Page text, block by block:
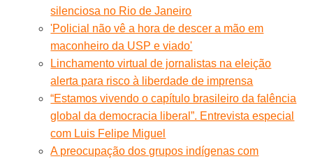
silenciosa no Rio de Janeiro
'Policial não vê a hora de descer a mão em
maconheiro da USP e viado'
Linchamento virtual de jornalistas na eleição
alerta para risco à liberdade de imprensa
“Estamos vivendo o capítulo brasileiro da falência
global da democracia liberal”. Entrevista especial
com Luis Felipe Miguel
A preocupação dos grupos indígenas com